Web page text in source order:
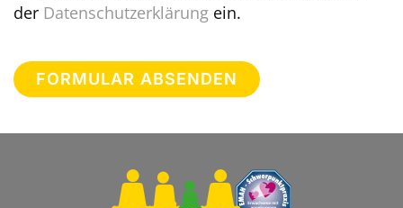
der Datenschutzerklärung ein.
FORMULAR ABSENDEN